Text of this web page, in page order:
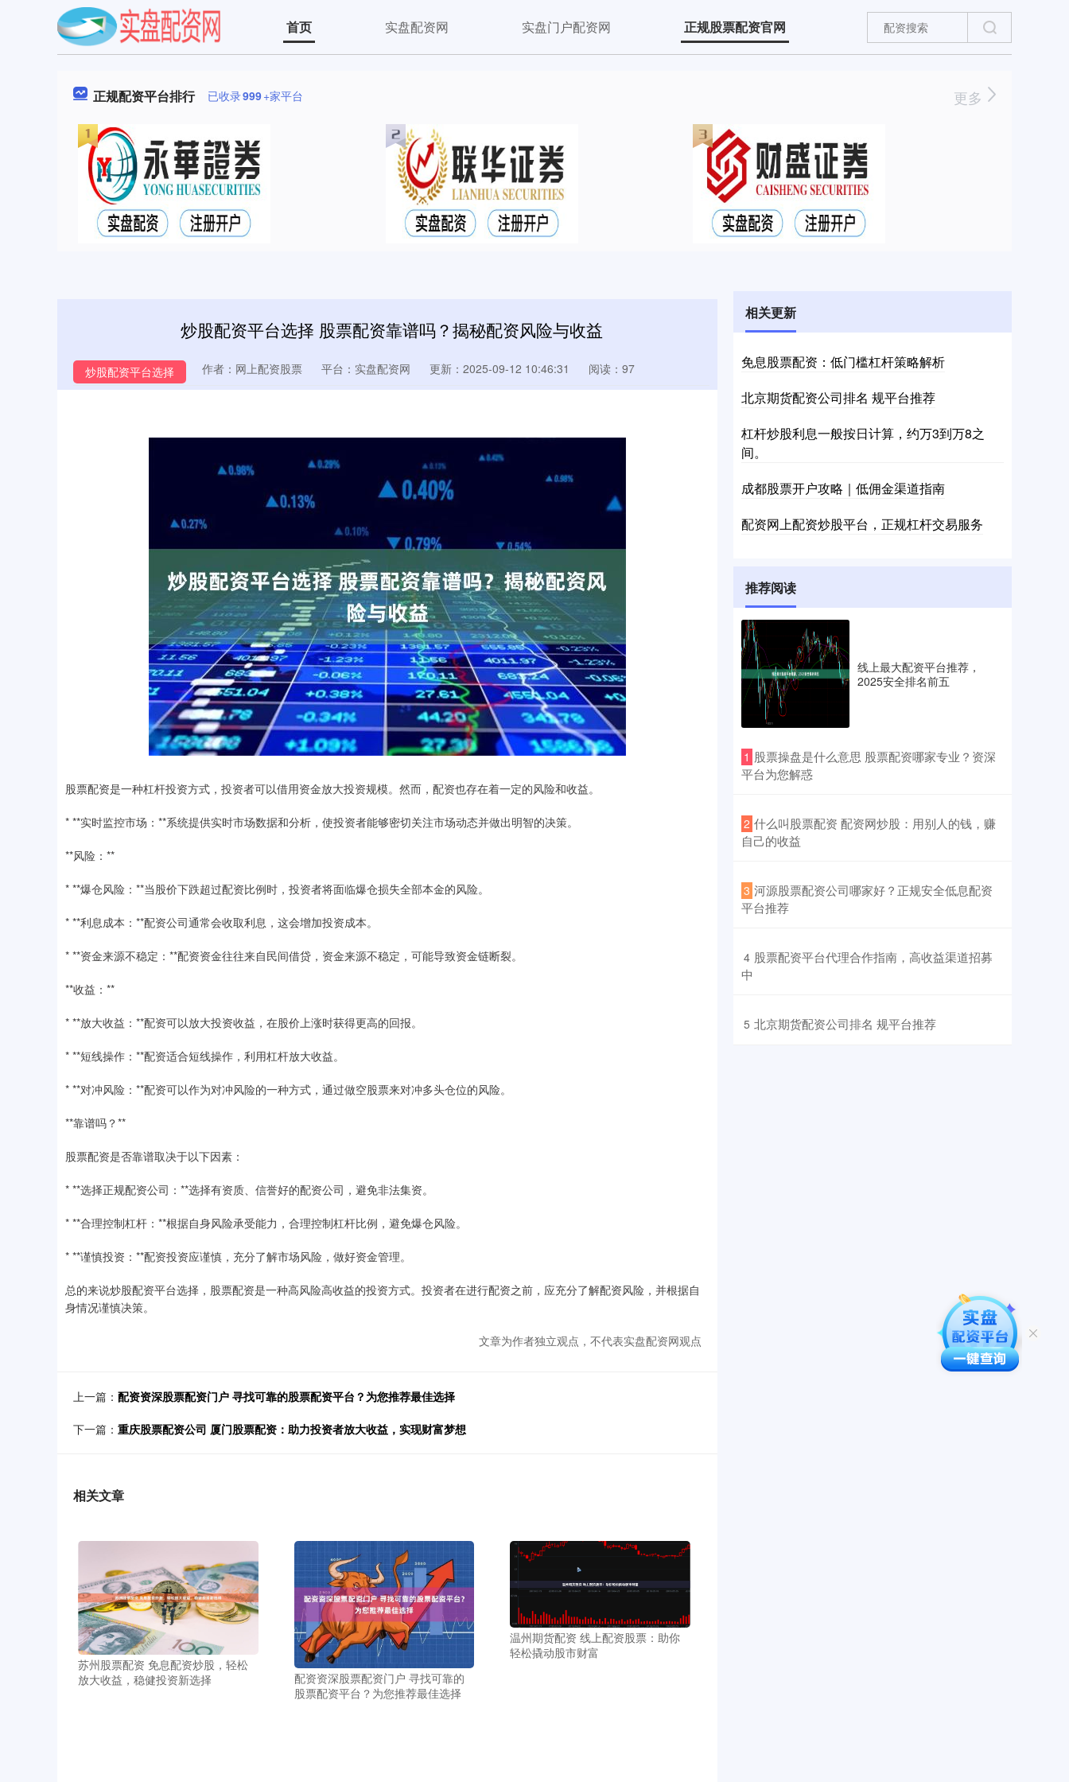
首页 实盘配资网 实盘门户配资网 正规股票配资官网
正规配资平台排行 已收录999+家平台 更多
炒股配资平台选择 股票配资靠谱吗？揭秘配资风险与收益
炒股配资平台选择 作者：网上配资股票 平台：实盘配资网 更新：2025-09-12 10:46:31 阅读：97
股票配资是一种杠杆投资方式，投资者可以借用资金放大投资规模。然而，配资也存在着一定的风险和收益。
* **实时监控市场：**系统提供实时市场数据和分析，使投资者能够密切关注市场动态并做出明智的决策。
**风险：**
* **爆仓风险：**当股价下跌超过配资比例时，投资者将面临爆仓损失全部本金的风险。
* **利息成本：**配资公司通常会收取利息，这会增加投资成本。
* **资金来源不稳定：**配资资金往往来自民间借贷，资金来源不稳定，可能导致资金链断裂。
**收益：**
* **放大收益：**配资可以放大投资收益，在股价上涨时获得更高的回报。
* **短线操作：**配资适合短线操作，利用杠杆放大收益。
* **对冲风险：**配资可以作为对冲风险的一种方式，通过做空股票来对冲多头仓位的风险。
**靠谱吗？**
股票配资是否靠谱取决于以下因素：
* **选择正规配资公司：**选择有资质、信誉好的配资公司，避免非法集资。
* **合理控制杠杆：**根据自身风险承受能力，合理控制杠杆比例，避免爆仓风险。
* **谨慎投资：**配资投资应谨慎，充分了解市场风险，做好资金管理。
总的来说炒股配资平台选择，股票配资是一种高风险高收益的投资方式。投资者在进行配资之前，应充分了解配资风险，并根据自
身情况谨慎决策。
文章为作者独立观点，不代表实盘配资网观点
上一篇： 配资资深股票配资门户 寻找可靠的股票配资平台？为您推荐最佳选择
下一篇： 重庆股票配资公司 厦门股票配资：助力投资者放大收益，实现财富梦想
相关文章
苏州股票配资 免息配资炒股，轻松
放大收益，稳健投资新选择
配资资深股票配资门户 寻找可靠的
股票配资平台？为您推荐最佳选择
温州期货配资 线上配资股票：助你
轻松撬动股市财富
相关更新
免息股票配资：低门槛杠杆策略解析
北京期货配资公司排名 规平台推荐
杠杆炒股利息一般按日计算，约万3到万8之
间。
成都股票开户攻略｜低佣金渠道指南
配资网上配资炒股平台，正规杠杆交易服务
推荐阅读
线上最大配资平台推荐，
2025安全排名前五
1 ​股票操盘是什么意思 股票配资哪家专业？资深
平台为您解惑
2 ​什么叫股票配资 配资网炒股：用别人的钱，赚
自己的收益
3 ​河源股票配资公司哪家好？正规安全低息配资
平台推荐
4 ​股票配资平台代理合作指南，高收益渠道招募
中
5 ​北京期货配资公司排名 规平台推荐